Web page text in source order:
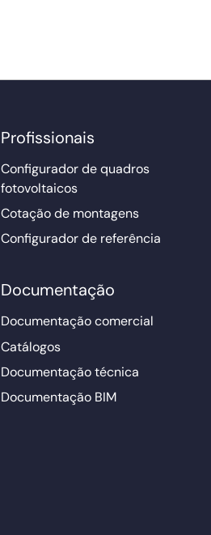
Profissionais
Configurador de quadros
fotovoltaicos
Cotação de montagens
Configurador de referência
Documentação
Documentação comercial
Catálogos
Documentação técnica
Documentação BIM